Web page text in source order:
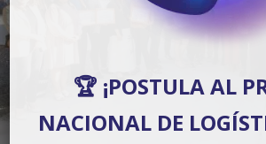
🏆 ¡POSTULA AL
NACIONAL DE